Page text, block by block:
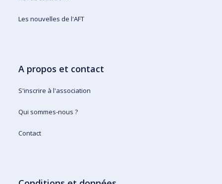
Les nouvelles de l'AFT
A propos et contact
S'inscrire à l'association
Qui sommes-nous ?
Contact